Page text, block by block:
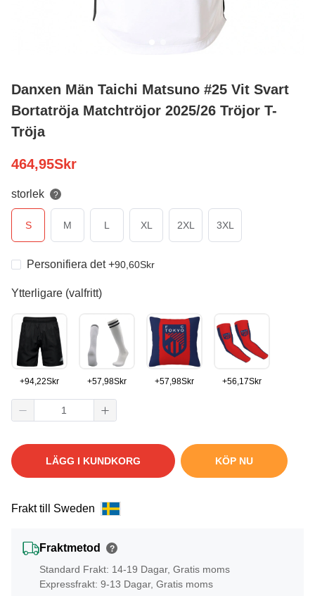
Danxen Män Taichi Matsuno #25 Vit Svart
Bortatröja Matchtröjor 2025/26 Tröjor T-
Tröja
464,95Skr
storlek ?
S M L XL 2XL 3XL
Personifiera det+90,60Skr
Ytterligare (valfritt)
+94,22Skr +57,98Skr +57,98Skr +56,17Skr
LÄGG I KUNDKORG KÖP NU
Frakt till Sweden
Fraktmetod ?
Standard Frakt: 14-19 Dagar, Gratis moms
Expressfrakt: 9-13 Dagar, Gratis moms